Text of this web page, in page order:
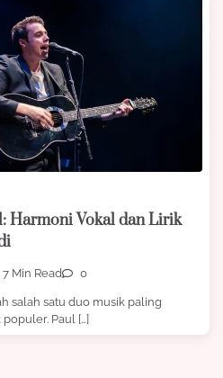
Harmoni Vokal dan Lirik
7 Min Read 0
salah satu duo musik paling
Paul […]